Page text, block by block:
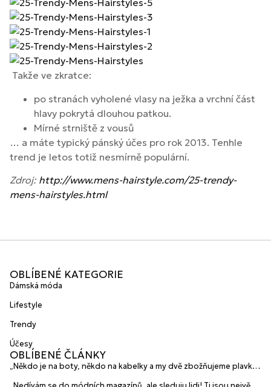
Takže ve zkratce:
po stranách vyholené vlasy na ježka a vrchní část
hlavy pokrytá dlouhou patkou.
Mírné strniště z vousů
… a máte typický pánský účes pro rok 2013. Tenhle
trend je letos totiž nesmírně populární.
Zdroj: http://www.mens-hairstyle.com/25-trendy-
mens-hairstyles.html
OBLÍBENÉ KATEGORIE
Dámská móda
Lifestyle
Trendy
Účesy
OBLÍBENÉ ČLÁNKY
„Někdo je na boty, někdo na kabelky a my dvě zbožňujeme plavky“